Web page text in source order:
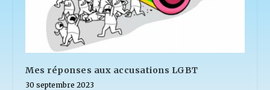
Mes réponses aux accusations LGBT
30 septembre 2023